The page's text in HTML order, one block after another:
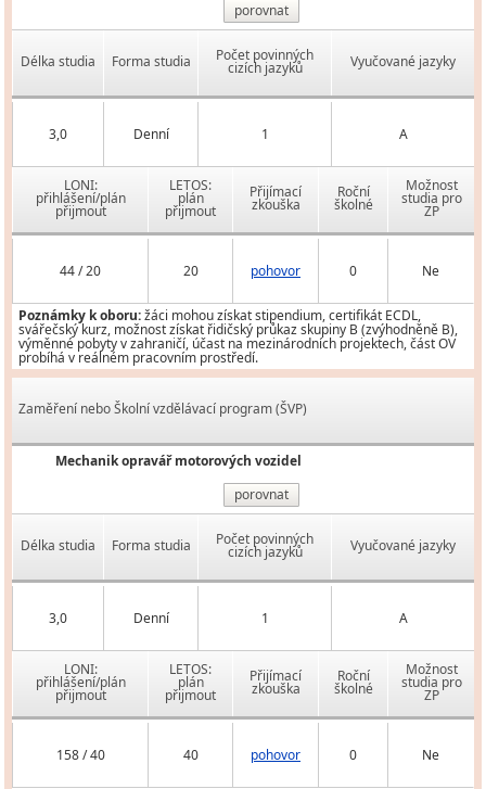
porovnat
Délka studia Forma studia Počet povinných
cizích jazyků Vyučované jazyky
3,0 Denní 1 A
LONI:
přihlášení/plán
přijmout
LETOS:
plán
přijmout
Přijímací
zkouška
Roční
školné
Možnost
studia pro
ZP
44 / 20 20 pohovor 0 Ne
Poznámky k oboru:žáci mohou získat stipendium, certifikát ECDL,
svářečský kurz, možnost získat řidičský průkaz skupiny B (zvýhodněně B),
výměnné pobyty v zahraničí, účast na mezinárodních projektech, část OV
probíhá v reálném pracovním prostředí.
Zaměření nebo Školní vzdělávací program (ŠVP)
Mechanik opravář motorových vozidel
porovnat
Délka studia Forma studia Počet povinných
cizích jazyků Vyučované jazyky
3,0 Denní 1 A
LONI:
přihlášení/plán
přijmout
LETOS:
plán
přijmout
Přijímací
zkouška
Roční
školné
Možnost
studia pro
ZP
158 / 40 40 pohovor 0 Ne